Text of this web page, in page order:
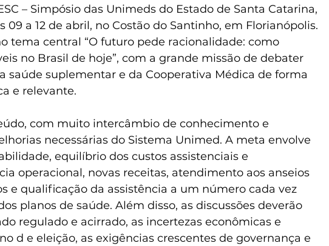
– Simpósio das Unimeds do Estado de Santa Catarina,
09 a 12 de abril, no Costão do Santinho, em Florianópolis.
tema central “O futuro pede racionalidade: como
no Brasil de hoje”, com a grande missão de debater
saúde suplementar e da Cooperativa Médica de forma
e relevante.
com muito intercâmbio de conhecimento e
necessárias do Sistema Unimed. A meta envolve
equilíbrio dos custos assistenciais e
operacional, novas receitas, atendimento aos anseios
e qualificação da assistência a um número cada vez
planos de saúde. Além disso, as discussões deverão
regulado e acirrado, as incertezas econômicas e
d e eleição, as exigências crescentes de governança e